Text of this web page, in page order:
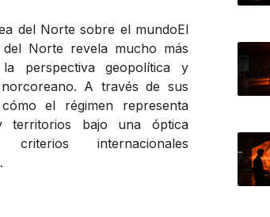
del Norte sobre el mundoEl
Norte revela mucho más
perspectiva geopolítica y
A través de sus
el régimen representa
territorios bajo una óptica
internacionales